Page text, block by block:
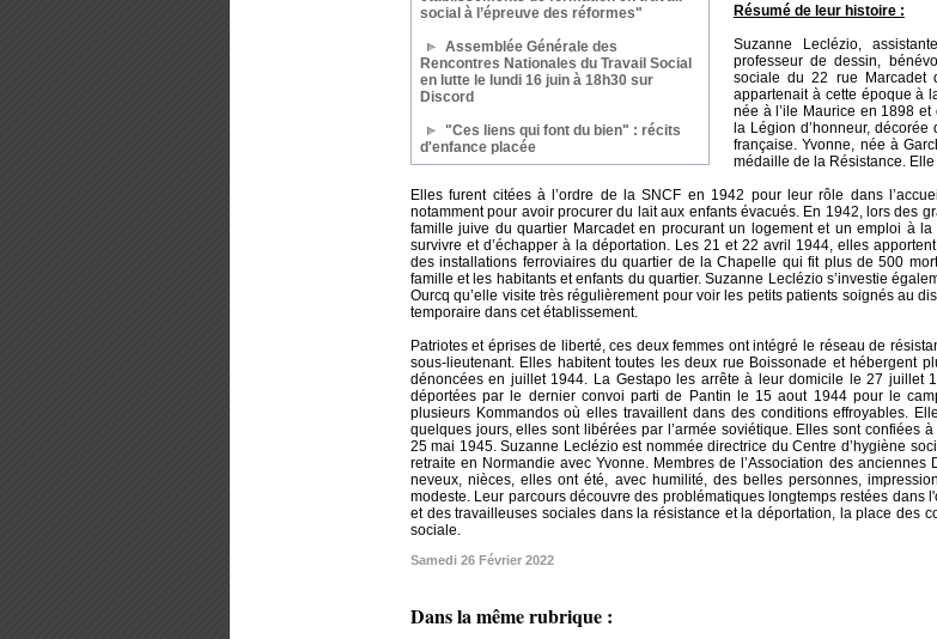
social à l’épreuve des réformes"
Assemblée Générale des
Rencontres Nationales du Travail Social
en lutte le lundi 16 juin à 18h30 sur
Discord
"Ces liens qui font du bien" : récits
d'enfance placée
Résumé de leur histoire :
Suzanne Leclézio,
professeur de dessin,
sociale du 22 rue Marcadet
appartenait à cette époque à
née à l’ile Maurice en 1898
la Légion d’honneur,
française. Yvonne, née à
médaille de la Résistance.
Elles furent citées à l’ordre de la SNCF en 1942 pour leur rôle dans
notamment pour avoir procurer du lait aux enfants évacués. En 1942, lors des
famille juive du quartier Marcadet en procurant un logement et un emploi à
survivre et d’échapper à la déportation. Les 21 et 22 avril 1944, elles
des installations ferroviaires du quartier de la Chapelle qui fit plus de 500
famille et les habitants et enfants du quartier. Suzanne Leclézio s’investie
Ourcq qu’elle visite très régulièrement pour voir les petits patients soignés au
temporaire dans cet établissement.
Patriotes et éprises de liberté, ces deux femmes ont intégré le réseau de
sous-lieutenant. Elles habitent toutes les deux rue Boissonade et hébergent
dénoncées en juillet 1944. La Gestapo les arrête à leur domicile le 27 juillet
déportées par le dernier convoi parti de Pantin le 15 aout 1944 pour le
plusieurs Kommandos où elles travaillent dans des conditions effroyables.
quelques jours, elles sont libérées par l’armée soviétique. Elles sont confiées
25 mai 1945. Suzanne Leclézio est nommée directrice du Centre d’hygiène
retraite en Normandie avec Yvonne. Membres de l’Association des anciennes
neveux, nièces, elles ont été, avec humilité, des belles personnes,
modeste. Leur parcours découvre des problématiques longtemps restées dans
et des travailleuses sociales dans la résistance et la déportation, la place des
sociale.
Samedi 26 Février 2022
Dans la même rubrique :